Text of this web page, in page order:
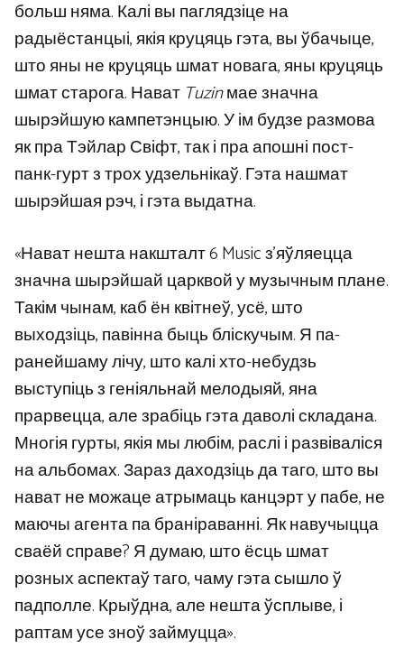
больш няма. Калі вы паглядзіце на
радыёстанцыі, якія круцяць гэта, вы ўбачыце,
што яны не круцяць шмат новага, яны круцяць
шмат старога. Нават Tuzinмае значна
шырэйшую кампетэнцыю. У ім будзе размова
як пра Тэйлар Свіфт, так і пра апошні пост-
панк-гурт з трох удзельнікаў. Гэта нашмат
шырэйшая рэч, і гэта выдатна.
«Нават нешта накшталт 6 Music з’яўляецца
значна шырэйшай царквой у музычным плане.
Такім чынам, каб ён квітнеў, усё, што
выходзіць, павінна быць бліскучым. Я па-
ранейшаму лічу, што калі хто-небудзь
выступіць з геніяльнай мелодыяй, яна
прарвецца, але зрабіць гэта даволі складана.
Многія гурты, якія мы любім, раслі і развіваліся
на альбомах. Зараз даходзіць да таго, што вы
нават не можаце атрымаць канцэрт у пабе, не
маючы агента па браніраванні. Як навучыцца
сваёй справе? Я думаю, што ёсць шмат
розных аспектаў таго, чаму гэта сышло ў
падполле. Крыўдна, але нешта ўсплыве, і
раптам усе зноў займуцца».